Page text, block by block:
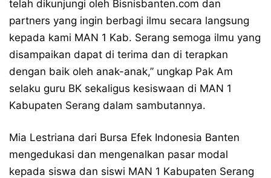
telah dikunjungi oleh Bisnisbanten.com dan
partners yang ingin berbagi ilmu secara langsung
kepada kami MAN 1 Kab. Serang semoga ilmu yang
disampaikan dapat di terima dan di terapkan
dengan baik oleh anak-anak,” ungkap Pak Am
selaku guru BK sekaligus kesiswaan di MAN 1
Kabupaten Serang dalam sambutannya.
Mia Lestriana dari Bursa Efek Indonesia Banten
mengedukasi dan mengenalkan pasar modal
kepada siswa dan siswi MAN 1 Kabupaten Serang